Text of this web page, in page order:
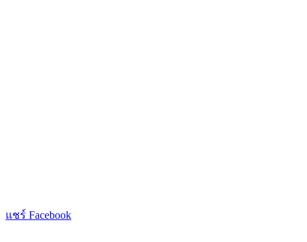
แชร์ Facebook